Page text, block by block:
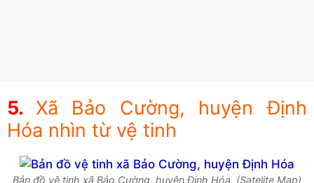
Xã Bảo Cường, huyện Định
Hóa nhìn từ vệ tinh
Bản đồ vệ tinh xã Bảo Cường, huyện Định Hóa. (Satelite Map)